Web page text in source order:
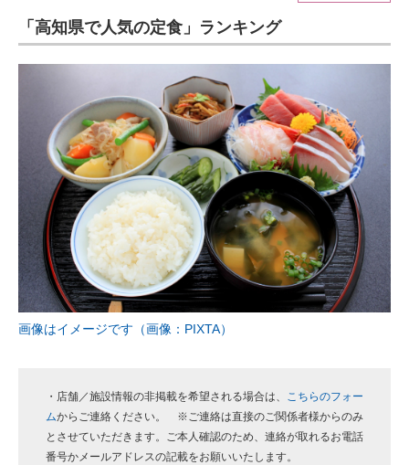
ITの今と未来を見通す
スマホと通信の最新トレンド
進化するPCとデバイスの未来
好きが集まる 比べて選べる
ビジネスと働き方のヒント
AI活用のいまが分かる
企業ITのトレンドを詳説
ITエンジニア向け専門サイト
企業向けIT製品の総合サイト
「高知県で人気の定食」ランキング
画像はイメージです（画像：PIXTA）
・店舗／施設情報の非掲載を希望される場合は、 こちらのフォー
ムからご連絡ください。 ※ご連絡は直接のご関係者様からのみ
とさせていただきます。ご本人確認のため、連絡が取れるお電話
番号かメールアドレスの記載をお願いいたします。